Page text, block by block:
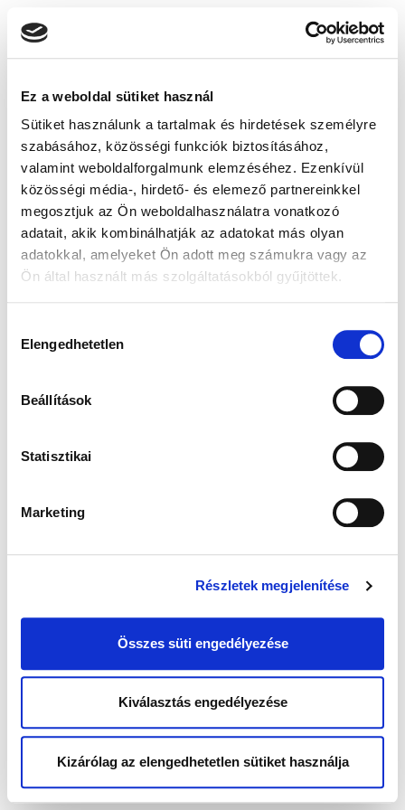
Ez a weboldal sütiket használ
Sütiket használunk a tartalmak és hirdetések személyre
szabásához, közösségi funkciók biztosításához,
valamint weboldalforgalmunk elemzéséhez. Ezenkívül
közösségi média-, hirdető- és elemező partnereinkkel
megosztjuk az Ön weboldalhasználatra vonatkozó
adatait, akik kombinálhatják az adatokat más olyan
adatokkal, amelyeket Ön adott meg számukra vagy az
Ön által használt más szolgáltatásokból gyűjtöttek.
kiválasztása
Elengedhetetlen
Beállítások
Statisztikai
Marketing
Részletek megjelenítése
Összes süti engedélyezése
Kiválasztás engedélyezése
Kizárólag az elengedhetetlen sütiket használja